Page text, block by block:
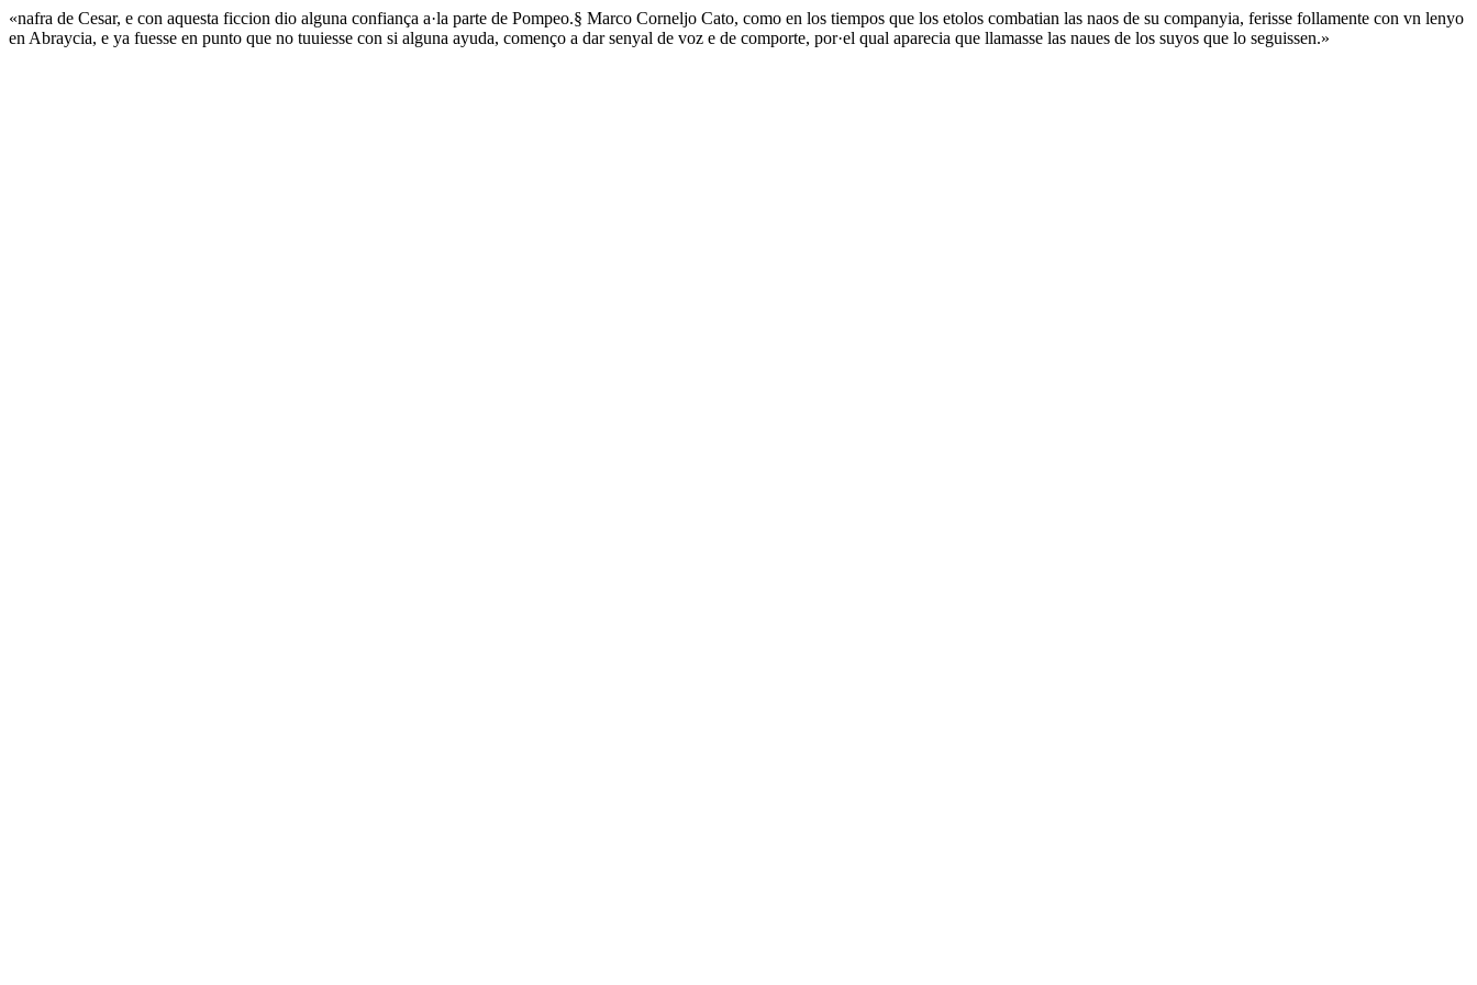
«nafra de Cesar, e con aquesta ficcion dio alguna confiança a·la parte de Pompeo.§ Marco Corneljo Cato, como en los tiempos que los etolos combatian las naos de su companyia, ferisse follamente con vn lenyo
en Abraycia, e ya fuesse en punto que no tuuiesse con si alguna ayuda, començo a dar senyal de voz e de comporte, por·el qual aparecia que llamasse las naues de los suyos que lo seguissen.»